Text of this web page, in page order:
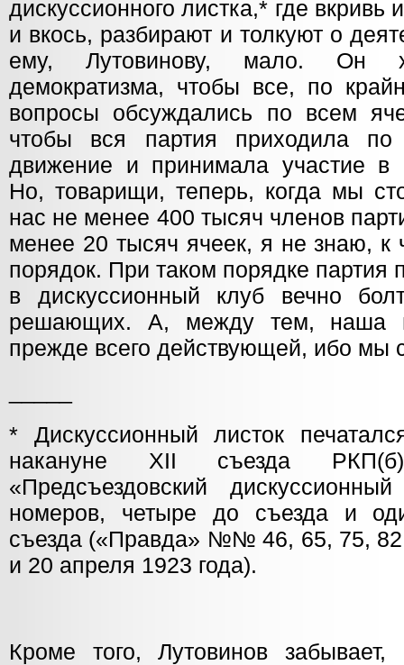
дискуссионного листка,* где вкривь
и вкось, разбирают и толкуют о
ему, Лутовинову, мало. Он
демократизма, чтобы все, по
вопросы обсуждались по всем
чтобы вся партия приходила
движение и принимала участие в
Но, товарищи, теперь, когда мы
нас не менее 400 тысяч членов
менее 20 тысяч ячеек, я не знаю, к
порядок. При таком порядке партия
в дискуссионный клуб вечно
решающих. А, между тем, наша
прежде всего действующей, ибо мы
* Дискуссионный листок
накануне XII съезда
«Предсъездовский
номеров, четыре до съезда и
съезда («Правда» №№ 46, 65, 75,
и 20 апреля 1923 года).
Кроме того, Лутовинов